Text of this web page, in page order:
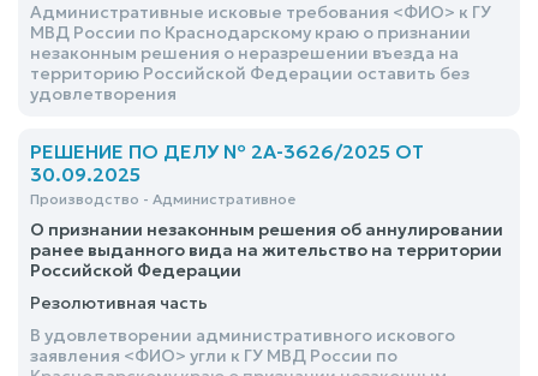
Административные исковые требования <ФИО> к ГУ
МВД России по Краснодарскому краю о признании
незаконным решения о неразрешении въезда на
территорию Российской Федерации оставить без
удовлетворения
РЕШЕНИЕ ПО ДЕЛУ № 2А-3626/2025 ОТ
30.09.2025
Производство - Административное
О признании незаконным решения об аннулировании
ранее выданного вида на жительство на территории
Российской Федерации
Резолютивная часть
В удовлетворении административного искового
заявления <ФИО> угли к ГУ МВД России по